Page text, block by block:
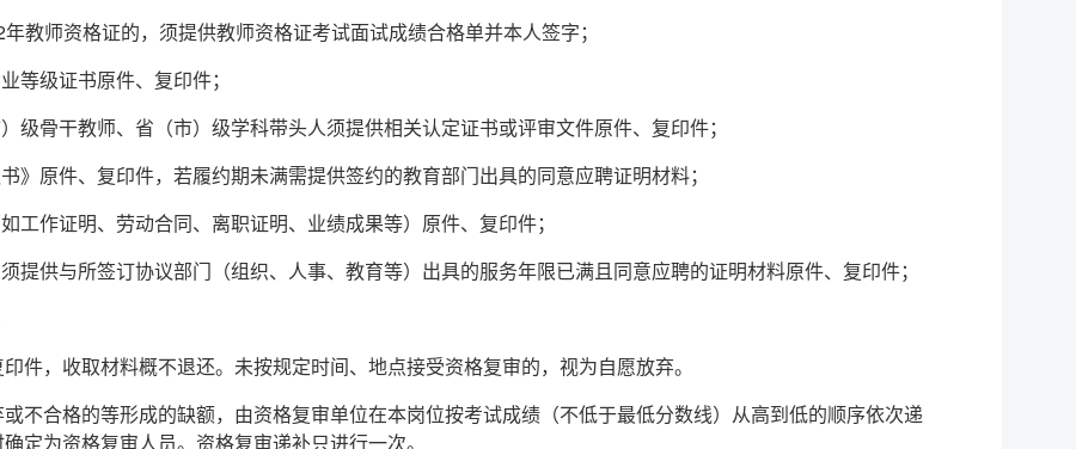
教师资格证的，须提供教师资格证考试面试成绩合格单并本人签字；
等级证书原件、复印件；
级骨干教师、省（市）级学科带头人须提供相关认定证书或评审文件原件、复印件；
》原件、复印件，若履约期未满需提供签约的教育部门出具的同意应聘证明材料；
工作证明、劳动合同、离职证明、业绩成果等）原件、复印件；
提供与所签订协议部门（组织、人事、教育等）出具的服务年限已满且同意应聘的证明材料原件、复印件；
件，收取材料概不退还。未按规定时间、地点接受资格复审的，视为自愿放弃。
不合格的等形成的缺额，由资格复审单位在本岗位按考试成绩（不低于最低分数线）从高到低的顺序依次递
定为资格复审人员。资格复审递补只进行一次。